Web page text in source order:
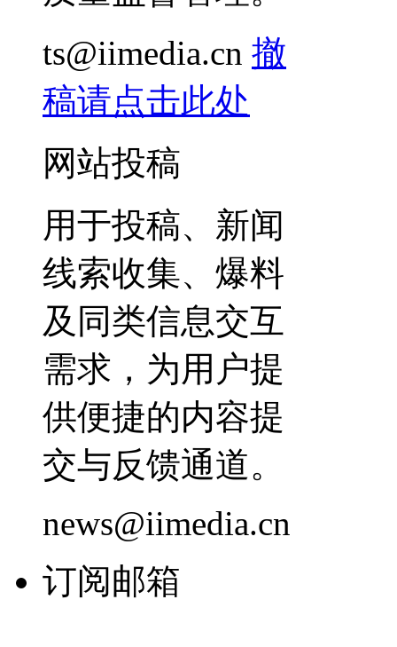
ts@iimedia.cn 撤
稿请点击此处
网站投稿
用于投稿、新闻
线索收集、爆料
及同类信息交互
需求，为用户提
供便捷的内容提
交与反馈通道。
news@iimedia.cn
订阅邮箱